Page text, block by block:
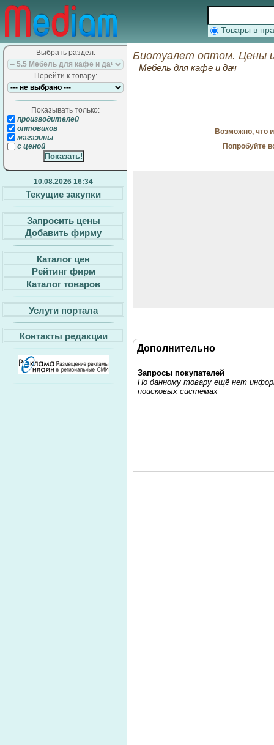
Товары в
Выбрать раздел:
Перейти к товару:
Показывать только:
производителей
оптовиков
магазины
с ценой
10.08.2026 16:34
Текущие закупки
Запросить цены
Добавить фирму
Каталог цен
Рейтинг фирм
Каталог товаров
Услуги портала
Контакты редакции
Биотуалет оптом. Цены
Мебель для кафе и дач
Возможно, что
Попробуйте
Дополнительно
Запросы покупателей
По данному товару ещё нет
поисковых системах